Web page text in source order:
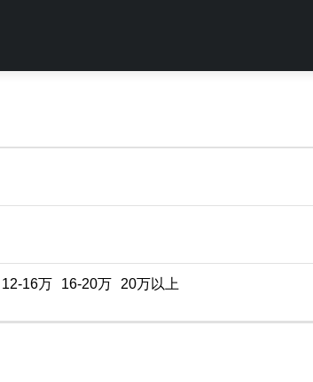
12-16万 16-20万 20万以上